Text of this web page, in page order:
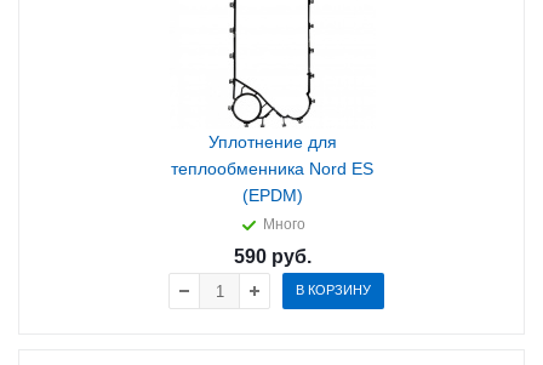
Уплотнение для
теплообменника Nord ES
(EPDM)
Много
590руб.
В КОРЗИНУ